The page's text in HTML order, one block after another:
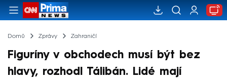
Domů Zprávy Zahraničí
Figuríny v obchodech musí být bez
hlavy, rozhodl Tálibán. Lidé mají